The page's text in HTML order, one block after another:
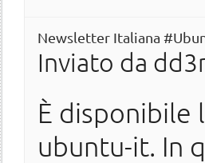
Newsletter Italiana
Inviato da
È disponibile
ubuntu-it. In